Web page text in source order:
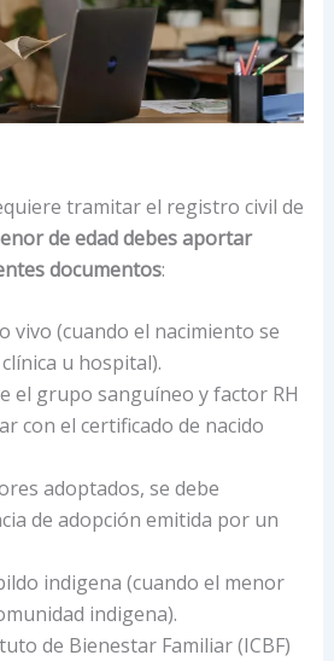
tramitar el registro civil de
de edad debes aportar
documentos:
vivo (cuando el nacimiento se
u hospital).
el grupo sanguíneo y factor RH
con el certificado de nacido
adoptados, se debe
de adopción emitida por un
indigena (cuando el menor
indigena).
de Bienestar Familiar (ICBF)